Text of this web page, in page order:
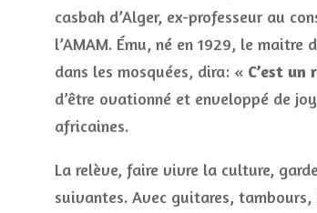
casbah d’Alger, ex-professeur au
l’AMAM. Ému, né en 1929, le
dans les mosquées, dira: « C’est
d’être ovationné et enveloppé de
africaines.
La relève, faire vivre la culture,
suivantes. Avec guitares, tambours,